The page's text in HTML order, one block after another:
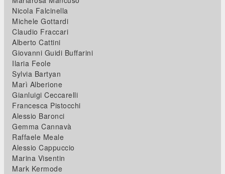
Nicola Falcinella
Michele Gottardi
Claudio Fraccari
Alberto Cattini
Giovanni Guidi Buffarini
Ilaria Feole
Sylvia Bartyan
Marì Alberione
Gianluigi Ceccarelli
Francesca Pistocchi
Alessio Baronci
Gemma Cannavà
Raffaele Meale
Alessio Cappuccio
Marina Visentin
Mark Kermode